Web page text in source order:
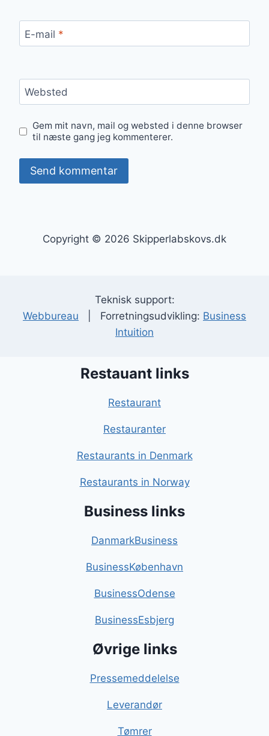
E-mail *
Websted
Gem mit navn, mail og websted i denne browser
til næste gang jeg kommenterer.
Copyright © 2026 Skipperlabskovs.dk
Teknisk support:
Webbureau | Forretningsudvikling: Business
Intuition
Restauant links
Restaurant
Restauranter
Restaurants in Denmark
Restaurants in Norway
Business links
DanmarkBusiness
BusinessKøbenhavn
BusinessOdense
BusinessEsbjerg
Øvrige links
Pressemeddelelse
Leverandør
Tømrer